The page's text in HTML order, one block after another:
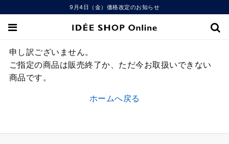
9月4日（金）価格改定のお知らせ
申し訳ございません。
ご指定の商品は販売終了か、ただ今お取扱いできない
商品です。
ホームへ戻る